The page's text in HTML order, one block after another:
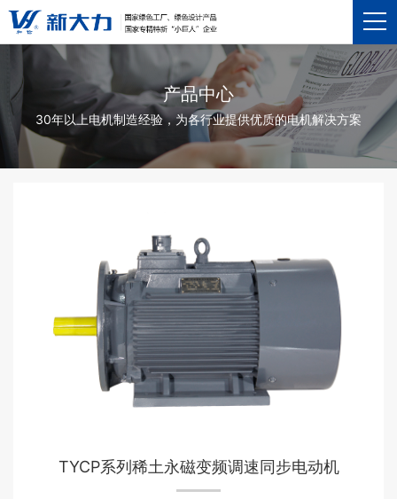
产品中心
30年以上电机制造经验，为各行业提供优质的电机解决方案
TYCP系列稀土永磁变频调速同步电动机